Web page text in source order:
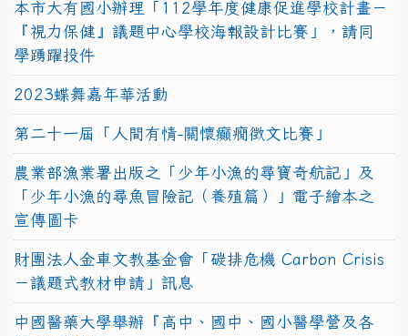
本市大有國小辦理「112學年度健康促進學校計畫－
『視力保健』議題中心學校海報設計比賽」，請同
學踴躍投件
2023蝶舞嘉年華活動
第二十一屆「人間有情-關懷癲癇徵文比賽」
農業部漁業署出版之「少年小漁的尋寶奇航記」及
「少年小漁的尋魚冒險記（養殖篇）」電子繪本之
宣傳圖卡
財團法人金車文教基金會「碳排危機 Carbon Crisis
－議題式教材申請」訊息
中國醫藥大學舉辦『高中、國中、國小醫學營及各